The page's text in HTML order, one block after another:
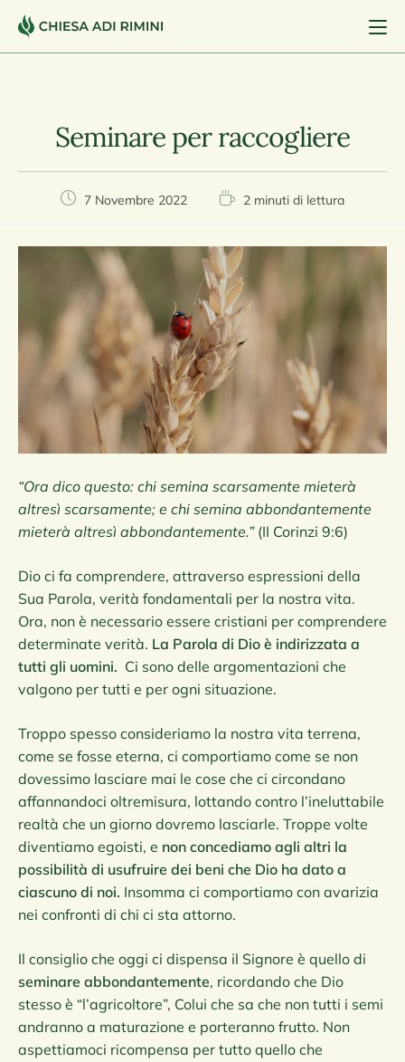
Seminare per raccogliere
7 Novembre 2022 2 minuti di lettura
“Ora dico questo: chi semina scarsamente mieterà
altresì scarsamente; e chi semina abbondantemente
mieterà altresì abbondantemente.”(II Corinzi 9:6)
Dio ci fa comprendere, attraverso espressioni della
Sua Parola, verità fondamentali per la nostra vita.
Ora, non è necessario essere cristiani per comprendere
determinate verità. La Parola di Dio è indirizzata a
tutti gli uomini. Ci sono delle argomentazioni che
valgono per tutti e per ogni situazione.
Troppo spesso consideriamo la nostra vita terrena,
come se fosse eterna, ci comportiamo come se non
dovessimo lasciare mai le cose che ci circondano
affannandoci oltremisura, lottando contro l’ineluttabile
realtà che un giorno dovremo lasciarle. Troppe volte
diventiamo egoisti, e non concediamo agli altri la
possibilità di usufruire dei beni che Dio ha dato a
ciascuno di noi. Insomma ci comportiamo con avarizia
nei confronti di chi ci sta attorno.
Il consiglio che oggi ci dispensa il Signore è quello di
seminare abbondantemente, ricordando che Dio
stesso è “l’agricoltore”, Colui che sa che non tutti i semi
andranno a maturazione e porteranno frutto. Non
aspettiamoci ricompensa per tutto quello che